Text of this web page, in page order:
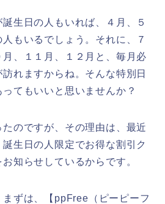
生日の人もいれば、４月、５
もいるでしょう。それに、７
、１１月、１２月と、毎月必
れますからね。そんな特別日
てもいいと思いませんか？
のですが、その理由は、最近
生日の人限定でお得な割引ク
知らせしているからです。
ずは、【ppFree（ピーピーフ